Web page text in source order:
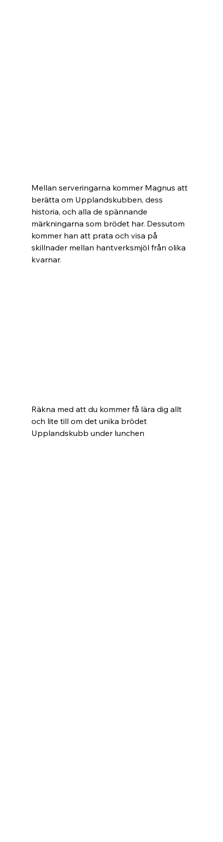
Mellan serveringarna kommer Magnus att
berätta om Upplandskubben, dess
historia, och alla de spännande
märkningarna som brödet har. Dessutom
kommer han att prata och visa på
skillnader mellan hantverksmjöl från olika
kvarnar.
Räkna med att du kommer få lära dig allt
och lite till om det unika brödet
Upplandskubb under lunchen